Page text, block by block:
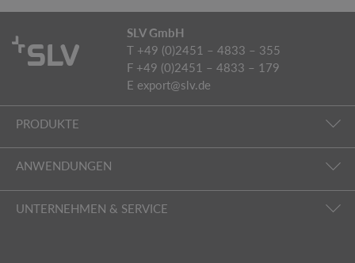
SLV GmbH
T +49 (0)2451 – 4833 – 355
F +49 (0)2451 – 4833 – 179
E export@slv.de
PRODUKTE
ANWENDUNGEN
UNTERNEHMEN & SERVICE